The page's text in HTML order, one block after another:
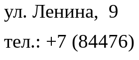
ул. Ленина, 9
тел.: +7